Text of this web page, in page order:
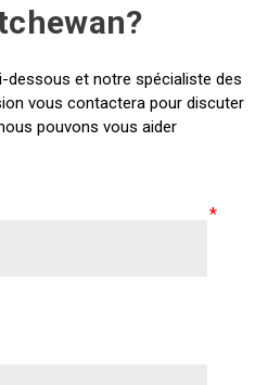
dessous et notre spécialiste des
vous contactera pour discuter
pouvons vous aider